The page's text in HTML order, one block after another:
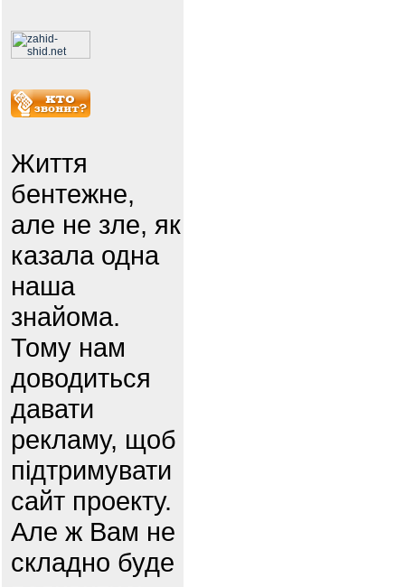
Життя
бентежне,
але не зле, як
казала одна
наша
знайома.
Тому нам
доводиться
давати
рекламу, щоб
підтримувати
сайт проекту.
Але ж Вам не
складно буде